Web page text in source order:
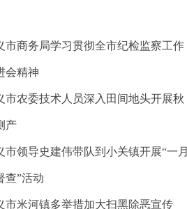
市商务局学习贯彻全市纪检监察工作
会精神
市农委技术人员深入田间地头开展秋
产
市领导史建伟带队到小关镇开展“一月
查”活动
市米河镇多举措加大扫黑除恶宣传